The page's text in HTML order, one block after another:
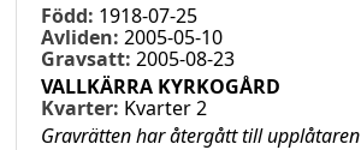
Född: 1918-07-25
Avliden: 2005-05-10
Gravsatt: 2005-08-23
VALLKÄRRA KYRKOGÅRD
Kvarter: Kvarter 2
Gravrätten har återgått till upplåtaren